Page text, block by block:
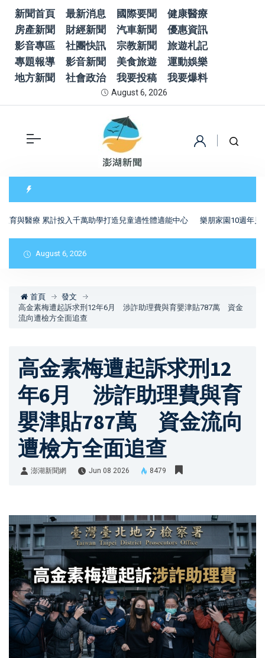
新聞首頁 最新消息 國際要聞
健康醫療
房產新聞
財經新聞 汽車新聞
優惠資訊
影音專區
社團快訊 宗教新聞
旅遊札記
專題報導
影音新聞 美食旅遊
運動娛樂
地方新聞
社會政治 我要投稿 我要爆料
August 6, 2026
與醫療 累計投入千萬助學打造兒童適性體適能中心 樂朋家園10週年見
August 6, 2026
首頁
發文
高金素梅遭起訴求刑12年6月 涉詐助理費與育嬰津貼787萬 資金
流向遭檢方全面追查
高金素梅遭起訴求刑12
年6月 涉詐助理費與育
嬰津貼787萬 資金流向
遭檢方全面追查
澎湖新聞網 Jun 08 2026 8479